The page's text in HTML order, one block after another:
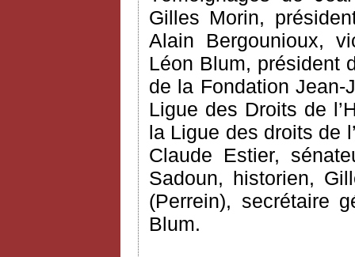
Gilles Morin,
Alain Bergounioux,
Léon Blum, président
de la Fondation Jean-
Ligue des Droits de
la Ligue des droits de
Claude Estier,
Sadoun, historien,
(Perrein), secrétaire
Blum.